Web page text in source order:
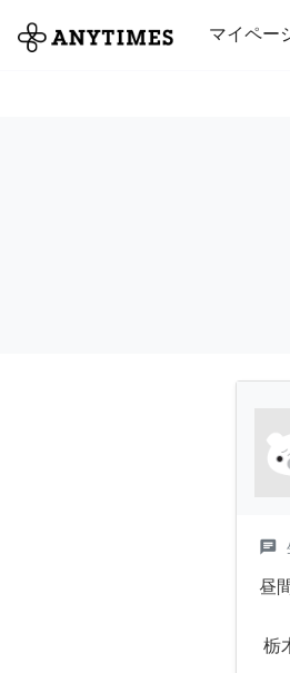
マイペー
全て 修理・組
chat
昼
栃